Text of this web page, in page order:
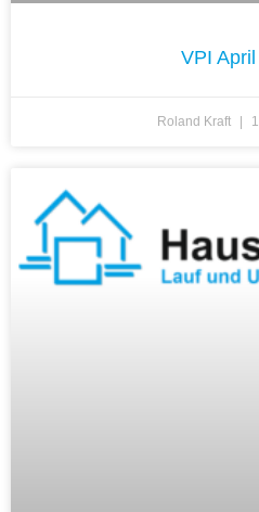
VPI
Roland Kraft